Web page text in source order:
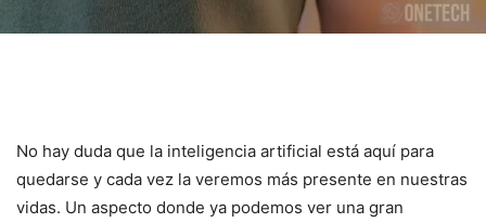
No hay duda que la inteligencia artificial está aquí para
quedarse y cada vez la veremos más presente en nuestras
vidas. Un aspecto donde ya podemos ver una gran